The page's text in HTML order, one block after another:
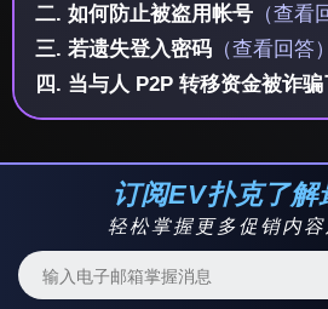
二. 如何防止被盗用帐号（查看
三. 若遗失登入密码（查看回答）
四. 当与人 P2P 转移资金被诈骗
订阅EV扑克了解
轻松掌握更多促销内